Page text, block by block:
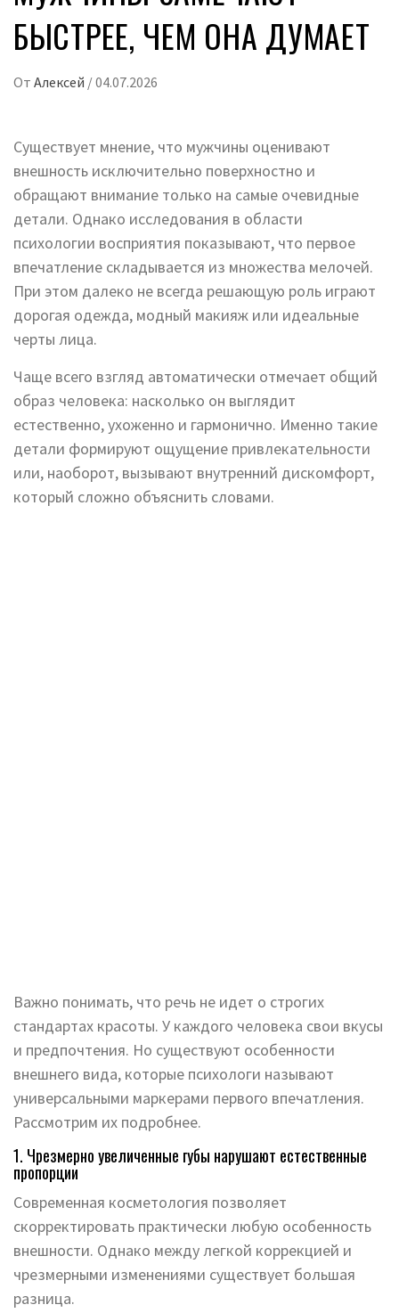
БЫСТРЕЕ, ЧЕМ ОНА ДУМАЕТ
От Алексей /04.07.2026
Существует мнение, что мужчины оценивают
внешность исключительно поверхностно и
обращают внимание только на самые очевидные
детали. Однако исследования в области
психологии восприятия показывают, что первое
впечатление складывается из множества мелочей.
При этом далеко не всегда решающую роль играют
дорогая одежда, модный макияж или идеальные
черты лица.
Чаще всего взгляд автоматически отмечает общий
образ человека: насколько он выглядит
естественно, ухоженно и гармонично. Именно такие
детали формируют ощущение привлекательности
или, наоборот, вызывают внутренний дискомфорт,
который сложно объяснить словами.
Важно понимать, что речь не идет о строгих
стандартах красоты. У каждого человека свои вкусы
и предпочтения. Но существуют особенности
внешнего вида, которые психологи называют
универсальными маркерами первого впечатления.
Рассмотрим их подробнее.
1. Чрезмерно увеличенные губы нарушают естественные
пропорции
Современная косметология позволяет
скорректировать практически любую особенность
внешности. Однако между легкой коррекцией и
чрезмерными изменениями существует большая
разница.